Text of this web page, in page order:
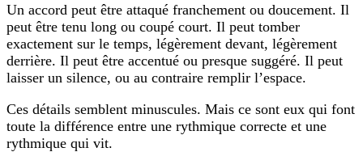
Un accord peut être attaqué franchement ou doucement. Il
peut être tenu long ou coupé court. Il peut tomber
exactement sur le temps, légèrement devant, légèrement
derrière. Il peut être accentué ou presque suggéré. Il peut
laisser un silence, ou au contraire remplir l’espace.
Ces détails semblent minuscules. Mais ce sont eux qui font
toute la différence entre une rythmique correcte et une
rythmique qui vit.